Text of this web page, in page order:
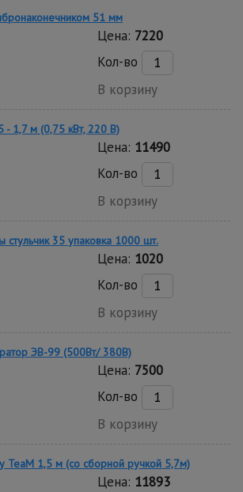
51 мм
Цена: 7220
Кол-во
В корзину
- 1,7 м (0,75 кВт, 220 В)
Цена: 11490
Кол-во
В корзину
стульчик 35 упаковка 1000 шт.
Цена: 1020
Кол-во
В корзину
ЭВ-99 (500Вт/ 380В)
Цена: 7500
Кол-во
В корзину
TeaM 1,5 м (со сборной ручкой 5,7м)
Цена: 11893